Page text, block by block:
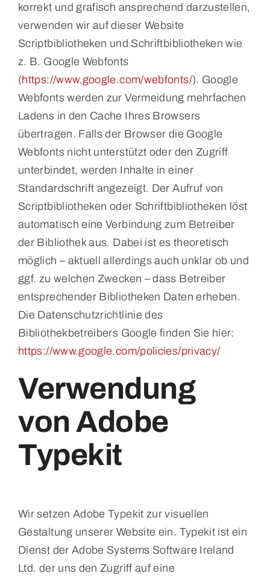
korrekt und grafisch ansprechend darzustellen,
verwenden wir auf dieser Website
Scriptbibliotheken und Schriftbibliotheken wie
z. B. Google Webfonts
(https://www.google.com/webfonts/). Google
Webfonts werden zur Vermeidung mehrfachen
Ladens in den Cache Ihres Browsers
übertragen. Falls der Browser die Google
Webfonts nicht unterstützt oder den Zugriff
unterbindet, werden Inhalte in einer
Standardschrift angezeigt. Der Aufruf von
Scriptbibliotheken oder Schriftbibliotheken löst
automatisch eine Verbindung zum Betreiber
der Bibliothek aus. Dabei ist es theoretisch
möglich – aktuell allerdings auch unklar ob und
ggf. zu welchen Zwecken – dass Betreiber
entsprechender Bibliotheken Daten erheben.
Die Datenschutzrichtlinie des
Bibliothekbetreibers Google finden Sie hier:
https://www.google.com/policies/privacy/
Verwendung
von Adobe
Typekit
Wir setzen Adobe Typekit zur visuellen
Gestaltung unserer Website ein. Typekit ist ein
Dienst der Adobe Systems Software Ireland
Ltd. der uns den Zugriff auf eine